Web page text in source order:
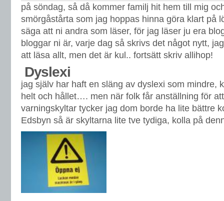
på söndag, så då kommer familj hit hem till mig
smörgåstårta som jag hoppas hinna göra klart på
säga att ni andra som läser, för jag läser ju era
bloggar ni är, varje dag så skrivs det något nytt,
att läsa allt, men det är kul.. fortsätt skriv allihop!
Dyslexi
jag själv har haft en släng av dyslexi som mindre,
helt och hållet…. men när folk får anställning för
varningskyltar tycker jag dom borde ha lite bättre
Edsbyn så är skyltarna lite tve tydiga, kolla på